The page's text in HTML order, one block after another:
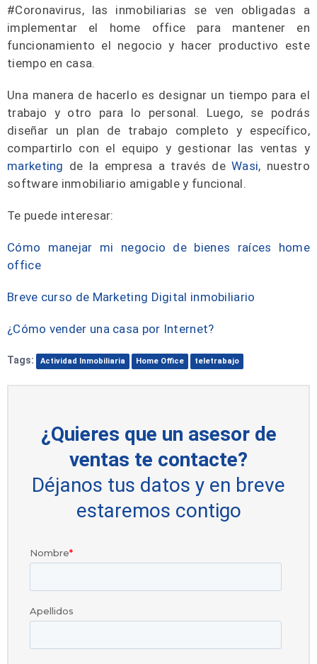
#Coronavirus, las inmobiliarias se ven obligadas a
implementar el home office para mantener en
funcionamiento el negocio y hacer productivo este
tiempo en casa.
Una manera de hacerlo es designar un tiempo para el
trabajo y otro para lo personal. Luego, se podrás
diseñar un plan de trabajo completo y específico,
compartirlo con el equipo y gestionar las ventas y
marketing de la empresa a través deWasi, nuestro
software inmobiliario amigable y funcional.
Te puede interesar:
Cómo manejar mi negocio de bienes raíces home
office
Breve curso de Marketing Digital inmobiliario
¿Cómo vender una casa por Internet?
Tags: Actividad Inmobiliaria Home Office teletrabajo
¿Quieres que un asesor de
ventas te contacte?
Déjanos tus datos y en breve
estaremos contigo